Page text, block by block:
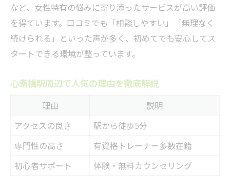
など、女性特有の悩みに寄り添ったサービスが高い評価
を得ています。口コミでも「相談しやすい」「無理なく
続けられる」といった声が多く、初めてでも安心してス
タートできる環境が整っています。
心斎橋駅周辺で人気の理由を徹底解説
理由
説明
アクセスの良さ
駅から徒歩5分
専門性の高さ
有資格トレーナー多数在籍
初心者サポート
体験・無料カウンセリング